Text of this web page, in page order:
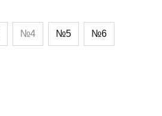
№4 №5 №6